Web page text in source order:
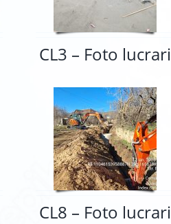
CL3 – Foto lucrari
CL8 – Foto lucrari